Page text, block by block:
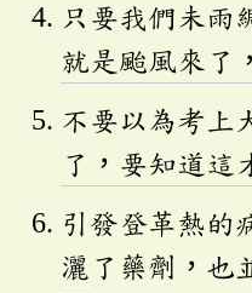
只要我們未雨
就是颱風來了
不要以為考上
了，要知道這
引發登革熱的
灑了藥劑，也